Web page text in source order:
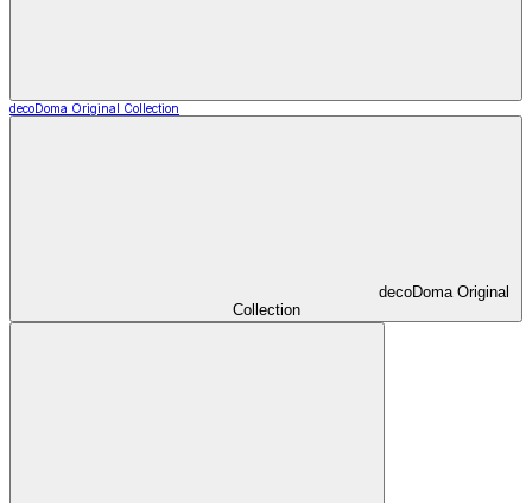
decoDoma Original Collection
decoDoma Original
Collection